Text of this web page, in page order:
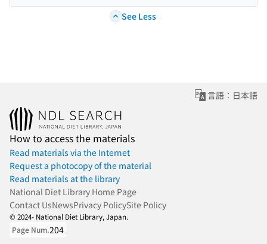
See Less
言語：日本語
How to access the materials
Read materials via the Internet
Request a photocopy of the material
Read materials at the library
National Diet Library Home Page
Contact UsNewsPrivacy PolicySite Policy
© 2024- National Diet Library, Japan.
Page Num.204